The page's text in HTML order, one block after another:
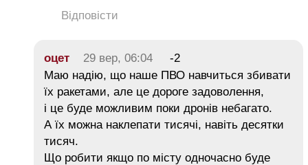
Відповісти
оцет 29 вер, 06:04
-2
Маю надію, що наше ПВО навчиться збивати
їх ракетами, але це дороге задоволення,
і це буде можливим поки дронів небагато.
А їх можна наклепати тисячі, навіть десятки
тисяч.
Що робити якщо по місту одночасно буде